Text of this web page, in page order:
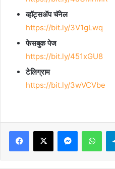
व्हॉट्सॲप चॅनेल
https://bit.ly/3V1gLwq
फेसबुक पेज
https://bit.ly/451xGU8
टेलिग्राम
https://bit.ly/3wVCVbe
Facebook
X Messenger